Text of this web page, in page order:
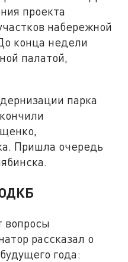
проекта
набережной
конца недели
палатой,
парка
Пришла очередь
вопросы
рассказал о
года: